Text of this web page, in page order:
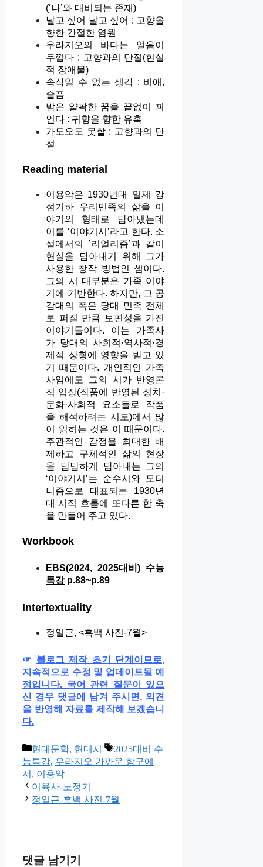
(‘나’와 대비되는 존재)
날고 싶어 날고 싶어 : 고향을
향한 간절한 염원
우라지오의 바다는 얼음이
두껍다 : 고향과의 단절(현실
적 장애물)
속삭일 수 없는 생각 : 비애,
슬픔
밤은 얄팍한 꿈을 끝없이 꾀
인다 : 귀향을 향한 유혹
가도오도 못할 : 고향과의 단
절
Reading material
이용악은 1930년대 일제 강
점기하 우리민족의 삶을 이
야기의 형태로 담아냈는데
이를 ‘이야기시’라고 한다. 소
설에서의 ’리얼리즘’과 같이
현실을 담아내기 위해 그가
사용한 창작 빙법인 셈이다.
그의 시 대부분은 가족 이야
기에 기반한다. 하지만, 그 공
감대의 폭은 당대 민족 전체
로 퍼질 만큼 보편성을 가진
이야기들이다. 이는 가족사
가 당대의 사회적·역사적·경
제적 상횡에 영향을 받고 있
기 때문이다. 개인적인 가족
사임에도 그의 시가 반영론
적 입장(작품에 반영된 정치·
문화·사회적 요소들로 작품
을 해석하려는 시도)에서 많
이 읽히는 것은 이 때문이다.
주관적인 감정을 최대한 배
제하고 구체적인 삶의 현장
을 담담하게 담아내는 그의
‘이야기시’는 순수시와 모더
니즘으로 대표되는 1930년
대 시적 흐름에 또다른 한 축
을 만들어 주고 있다.
Workbook
EBS(2024, 2025대비) 수능
특강p.88~p.89
Intertextuality
정일근, <흑백 사진-7월>
☞ 블로그 제작 초기 단계이므로,
지속적으로 수정 및 업데이트될 예
정입니다. 국어 관련 질문이 있으
신 경우 댓글에 남겨 주시면, 의견
을 반영해 자료를 제작해 보겠습니
다.
카
테
고
리
현대문학, 현대시
태
그
2025대비 수
능특강, 우라지오 가까운 항구에
서 , 이용악
이육사-노정기
정일근-흑백 사진-7월
댓글 남기기